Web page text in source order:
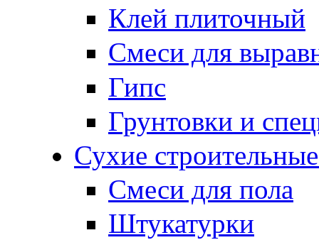
Клей плиточный
Смеси для
Гипс
Грунтовки и
Сухие
Смеси для пола
Штукатурки